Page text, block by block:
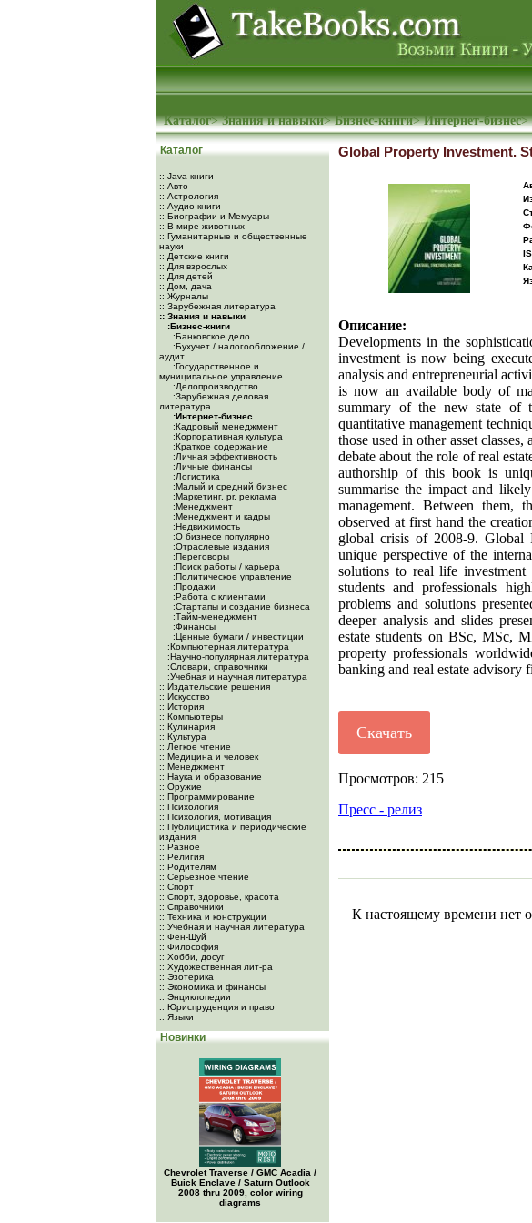
Каталог>Знания и навыки>Бизнес-книги>Интернет-бизнес>
Каталог
:: Java книги
:: Авто
:: Астрология
:: Аудио книги
:: Биографии и Мемуары
:: В мире животных
:: Гуманитарные и общественные
науки
:: Детские книги
:: Для взрослых
:: Для детей
:: Дом, дача
:: Журналы
:: Зарубежная литература
:: Знания и навыки
:Бизнес-книги
:Банковское дело
:Бухучет / налогообложение /
аудит
:Государственное и
муниципальное управление
:Делопроизводство
:Зарубежная деловая
литература
:Интернет-бизнес
:Кадровый менеджмент
:Корпоративная культура
:Краткое содержание
:Личная эффективность
:Личные финансы
:Логистика
:Малый и средний бизнес
:Маркетинг, pr, реклама
:Менеджмент
:Менеджмент и кадры
:Недвижимость
:О бизнесе популярно
:Отраслевые издания
:Переговоры
:Поиск работы / карьера
:Политическое управление
:Продажи
:Работа с клиентами
:Стартапы и создание бизнеса
:Тайм-менеджмент
:Финансы
:Ценные бумаги / инвестиции
:Компьютерная литература
:Научно-популярная литература
:Словари, справочники
:Учебная и научная литература
:: Издательские решения
:: Искусство
:: История
:: Компьютеры
:: Кулинария
:: Культура
:: Легкое чтение
:: Медицина и человек
:: Менеджмент
:: Наука и образование
:: Оружие
:: Программирование
:: Психология
:: Психология, мотивация
:: Публицистика и периодические
издания
:: Разное
:: Религия
:: Родителям
:: Серьезное чтение
:: Спорт
:: Спорт, здоровье, красота
:: Справочники
:: Техника и конструкции
:: Учебная и научная литература
:: Фен-Шуй
:: Философия
:: Хобби, досуг
:: Художественная лит-ра
:: Эзотерика
:: Экономика и финансы
:: Энциклопедии
:: Юриспруденция и право
:: Языки
Новинки
Chevrolet Traverse / GMC Acadia /
Buick Enclave / Saturn Outlook
2008 thru 2009, color wiring
diagrams
Global Property Investment.
Описание:
Developments in the
investment is now being
analysis and entrepreneurial
is now an available body of
summary of the new state of
quantitative management
those used in other asset
debate about the role of real
authorship of this book is
summarise the impact and
management. Between them,
observed at first hand the
global crisis of 2008-9. Global
unique perspective of the
solutions to real life
students and professionals
problems and solutions
deeper analysis and slides
estate students on BSc, MSc,
property professionals
banking and real estate advisory
Скачать
Просмотров: 215
Пресс - релиз
К настоящему времени нет